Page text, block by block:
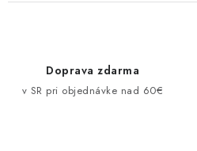
Doprava zdarma
v SR pri objednávke nad 60€